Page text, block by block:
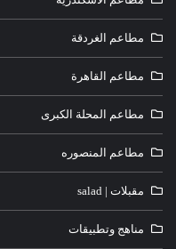
مطاعم الغردقة
مطاعم القاهرة
مطاعم المحلة الكبرى
مطاعم المنصوره
مقبلات | salad
مناهج وتطبيقات